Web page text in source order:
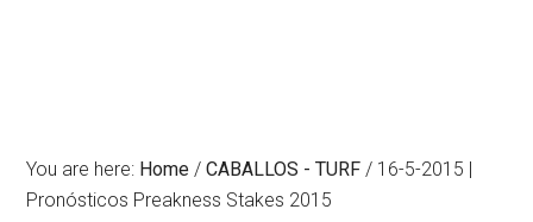
You are here: Home / CABALLOS - TURF / 16-5-2015 |
Pronósticos Preakness Stakes 2015